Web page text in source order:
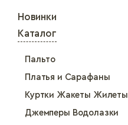
Новинки
Каталог
Пальто
Платья и Сарафаны
Куртки Жакеты Жилеты
Джемперы Водолазки